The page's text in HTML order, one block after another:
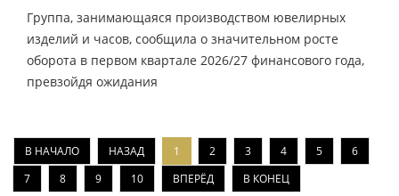
Группа, занимающаяся производством ювелирных
изделий и часов, сообщила о значительном росте
оборота в первом квартале 2026/27 финансового года,
превзойдя ожидания
В НАЧАЛО НАЗАД 1 2 3 4 5
6
7
8 9 10 ВПЕРЁД В КОНЕЦ